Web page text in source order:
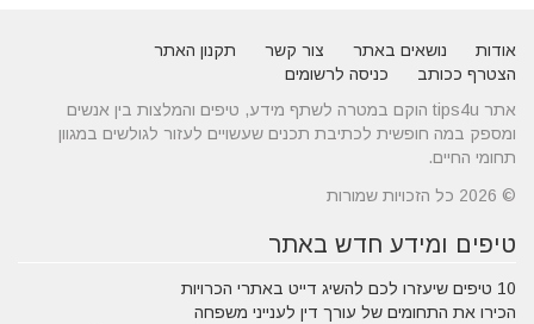
אודות נושאים באתר צור קשר
תקנון האתר
הצטרף ככותב
כניסה לרשומים
אתר tips4u הוקם במטרה לשתף מידע, טיפים והמלצות בין אנשים
ומספק במה חופשית לכתיבת תכנים שעשויים לעזור לגולשים במגוון
תחומי החיים.
© 2026 כל הזכויות שמורות
טיפים ומידע חדש באתר
10 טיפים שיעזרו לכם להשיג דייט באתרי הכרויות
הכירו את התחומים של עורך דין לענייני משפחה